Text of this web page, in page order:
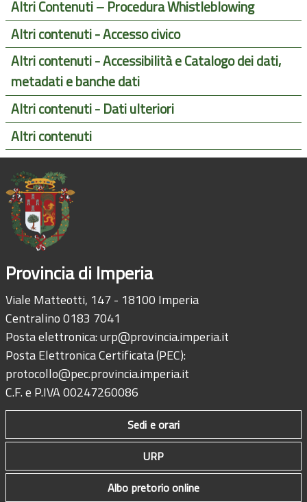
Altri Contenuti – Procedura Whistleblowing
Altri contenuti - Accesso civico
Altri contenuti - Accessibilità e Catalogo dei dati,
metadati e banche dati
Altri contenuti - Dati ulteriori
Altri contenuti
Provincia di Imperia
Viale Matteotti, 147 - 18100 Imperia
Centralino 0183 7041
Posta elettronica:urp@provincia.imperia.it
Posta Elettronica Certificata (PEC):
protocollo@pec.provincia.imperia.it
C.F. e P.IVA 00247260086
Sedi e orari
URP
Albo pretorio online